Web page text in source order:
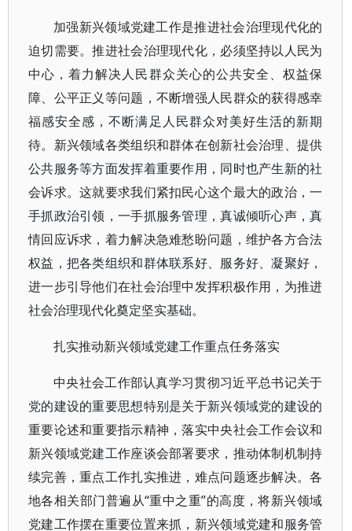
加强新兴领域党建工作是推进社会治理现代化的
迫切需要。推进社会治理现代化，必须坚持以人民为
中心，着力解决人民群众关心的公共安全、权益保
障、公平正义等问题，不断增强人民群众的获得感幸
福感安全感，不断满足人民群众对美好生活的新期
待。新兴领域各类组织和群体在创新社会治理、提供
公共服务等方面发挥着重要作用，同时也产生新的社
会诉求。这就要求我们紧扣民心这个最大的政治，一
手抓政治引领，一手抓服务管理，真诚倾听心声，真
情回应诉求，着力解决急难愁盼问题，维护各方合法
权益，把各类组织和群体联系好、服务好、凝聚好，
进一步引导他们在社会治理中发挥积极作用，为推进
社会治理现代化奠定坚实基础。
扎实推动新兴领域党建工作重点任务落实
中央社会工作部认真学习贯彻习近平总书记关于
党的建设的重要思想特别是关于新兴领域党的建设的
重要论述和重要指示精神，落实中央社会工作会议和
新兴领域党建工作座谈会部署要求，推动体制机制持
续完善，重点工作扎实推进，难点问题逐步解决。各
地各相关部门普遍从“重中之重”的高度，将新兴领域
党建工作摆在重要位置来抓，新兴领域党建和服务管